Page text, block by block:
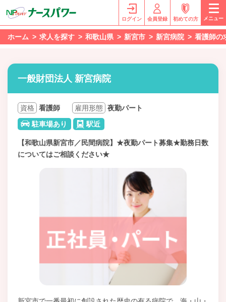
ログイン 会員登録 初めての方 メニュー
ホーム 求人を探す 和歌山県 新宮市 新宮病院 看護師の
一般財団法人 新宮病院
資格 看護師 雇用形態 夜勤パート
駐車場あり
駅近
【和歌山県新宮市／民間病院】★夜勤パート募集★勤務日数
についてはご相談ください★